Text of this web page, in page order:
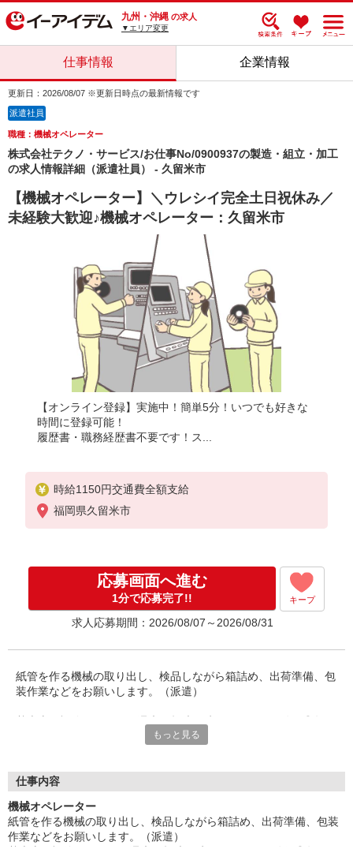
九州・沖縄 の求人
▼エリア変更
仕事情報 企業情報
更新日：2026/08/07 ※更新日時点の最新情報です
派遣社員
職種：機械オペレーター
株式会社テクノ・サービス/お仕事No/0900937の製造・組立・加工
の求人情報詳細（派遣社員） - 久留米市
【機械オペレーター】＼ウレシイ完全土日祝休み／
未経験大歓迎♪機械オペレーター：久留米市
【オンライン登録】実施中！簡単5分！いつでも好きな
時間に登録可能！
履歴書・職務経歴書不要です！ス...
時給1150円交通費全額支給
福岡県久留米市
応募画面へ進む
1分で応募完了!! キープ
求人応募期間：2026/08/07～2026/08/31
紙管を作る機械の取り出し、検品しながら箱詰め、出荷準備、包
装作業などをお願いします。（派遣）
■お友達紹介キャンペーン！デジタルギフト3000円分プレゼント
『テクノ・サービス』は、派遣業界大手スタッフサービスグルー
プです。
もっと見る
仕事内容
機械オペレーター
紙管を作る機械の取り出し、検品しながら箱詰め、出荷準備、包装
作業などをお願いします。（派遣）